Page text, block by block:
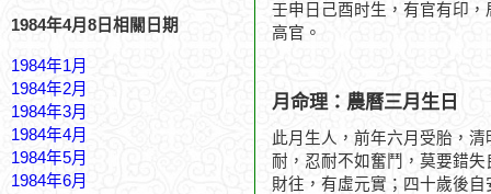
1984年4月8日相關日期
1984年1月
1984年2月
1984年3月
1984年4月
1984年5月
1984年6月
壬申日己酉时生，有官有印
高官。
月命理：農曆三月生日
此月生人，前年六月受胎，
耐，忍耐不如奮鬥，莫要錯
財往，有虛元實；四十歲後